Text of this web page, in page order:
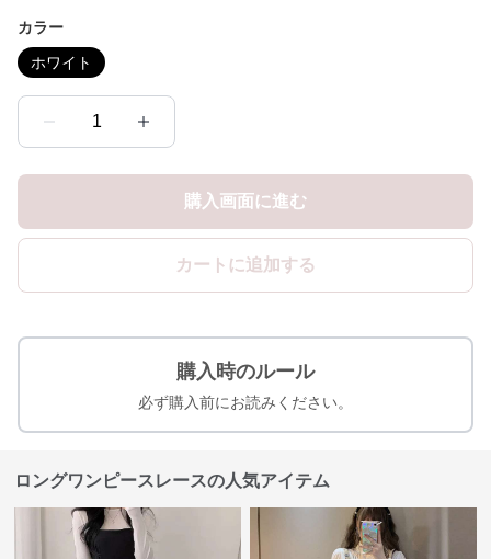
カラー
ホワイト
1
購入画面に進む
カートに追加する
購入時のルール
必ず購入前にお読みください。
ロングワンピースレースの人気アイテム